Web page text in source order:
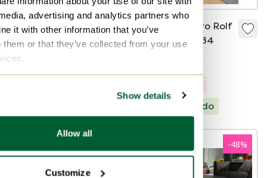
advertising and analytics partners who
it with other information that you’ve
them or that they’ve collected from your use
Show details
Allow all
Customize
Mesa de centro
Metaform QB gris
775 €
Mesa de centro Rolf
Benz 901 84x84
1399 €
Seleccionado
-48%